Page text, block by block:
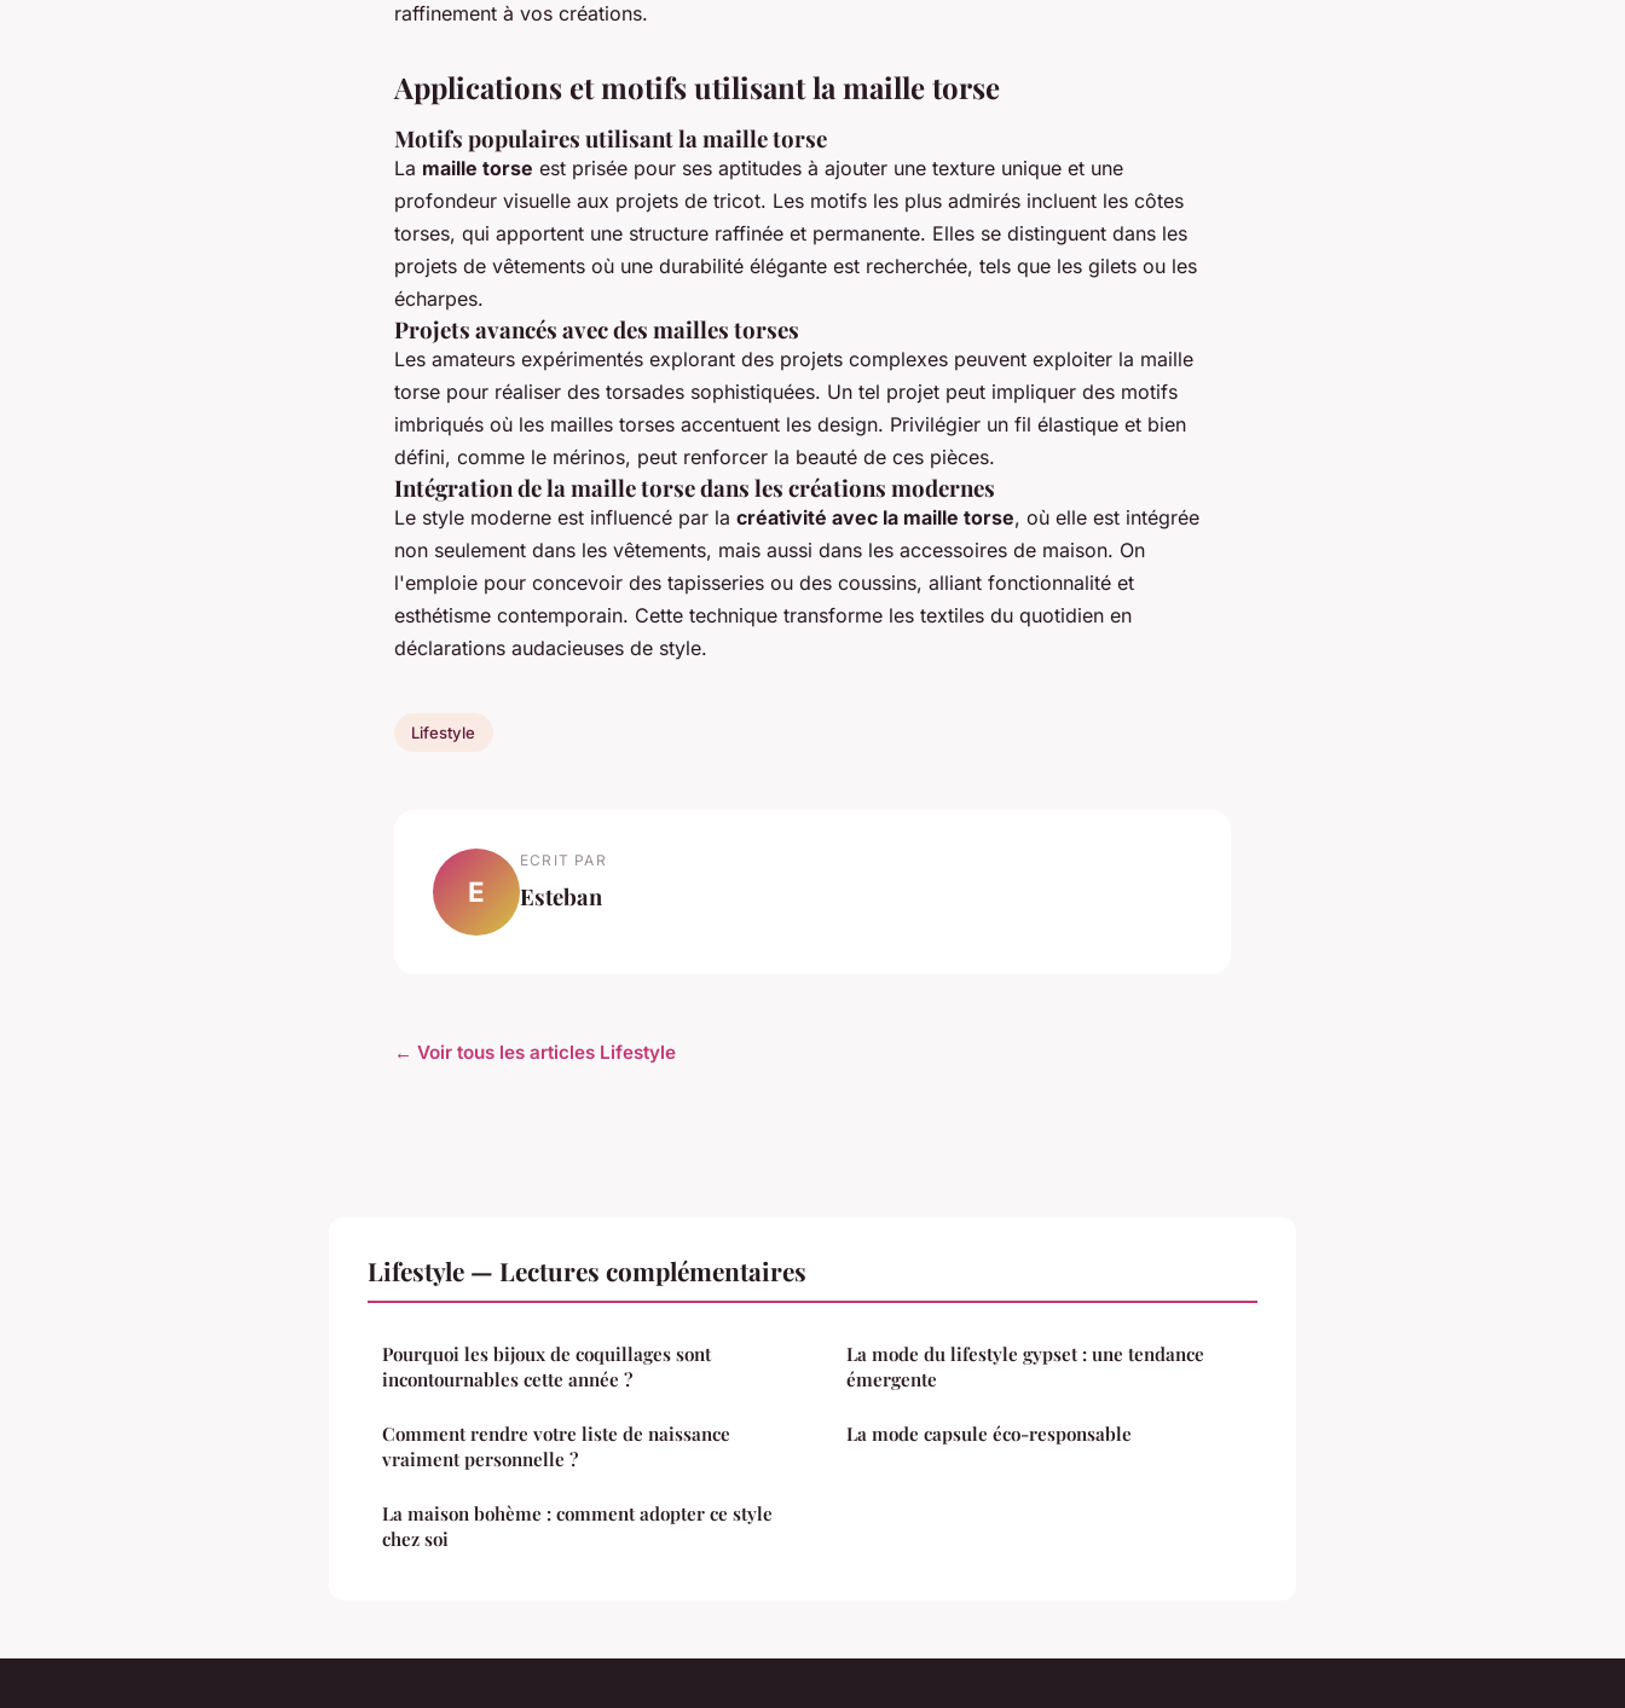
raffinement à vos créations.
Applications et motifs utilisant la maille torse
Motifs populaires utilisant la maille torse
La maille torse est prisée pour ses aptitudes à ajouter une texture unique et une
profondeur visuelle aux projets de tricot. Les motifs les plus admirés incluent les côtes
torses, qui apportent une structure raffinée et permanente. Elles se distinguent dans les
projets de vêtements où une durabilité élégante est recherchée, tels que les gilets ou les
écharpes.
Projets avancés avec des mailles torses
Les amateurs expérimentés explorant des projets complexes peuvent exploiter la maille
torse pour réaliser des torsades sophistiquées. Un tel projet peut impliquer des motifs
imbriqués où les mailles torses accentuent les design. Privilégier un fil élastique et bien
défini, comme le mérinos, peut renforcer la beauté de ces pièces.
Intégration de la maille torse dans les créations modernes
Le style moderne est influencé par la créativité avec la maille torse, où elle est intégrée
non seulement dans les vêtements, mais aussi dans les accessoires de maison. On
l'emploie pour concevoir des tapisseries ou des coussins, alliant fonctionnalité et
esthétisme contemporain. Cette technique transforme les textiles du quotidien en
déclarations audacieuses de style.
Lifestyle
E
ECRIT PAR
Esteban
← Voir tous les articles Lifestyle
Lifestyle — Lectures complémentaires
Pourquoi les bijoux de coquillages sont
incontournables cette année ?
Comment rendre votre liste de naissance
vraiment personnelle ?
La maison bohème : comment adopter ce style
chez soi
La mode du lifestyle gypset : une tendance
émergente
La mode capsule éco-responsable